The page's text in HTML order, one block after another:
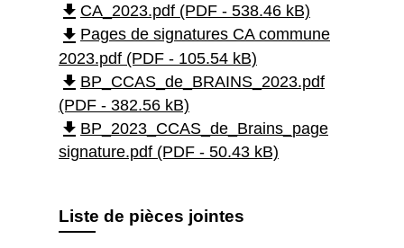
file_download CA_2023.pdf (PDF - 538.46 kB)
file_download Pages de signatures CA commune
2023.pdf (PDF - 105.54 kB)
file_download BP_CCAS_de_BRAINS_2023.pdf
(PDF - 382.56 kB)
file_download BP_2023_CCAS_de_Brains_page
signature.pdf (PDF - 50.43 kB)
Liste de pièces jointes